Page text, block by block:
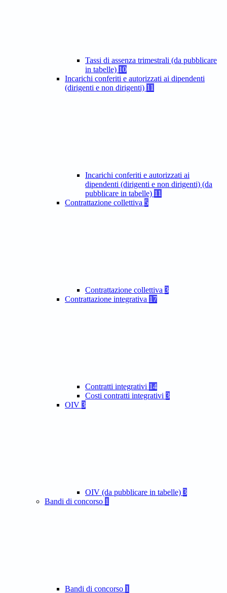
Tassi di assenza trimestrali (da pubblicare
in tabelle) 10
Incarichi conferiti e autorizzati ai dipendenti
(dirigenti e non dirigenti) 11
Incarichi conferiti e autorizzati ai
dipendenti (dirigenti e non dirigenti) (da
pubblicare in tabelle) 11
Contrattazione collettiva 5
Contrattazione collettiva 3
Contrattazione integrativa 17
Contratti integrativi 14
Costi contratti integrativi 3
OIV 3
OIV (da pubblicare in tabelle) 3
Bandi di concorso 1
Bandi di concorso 1